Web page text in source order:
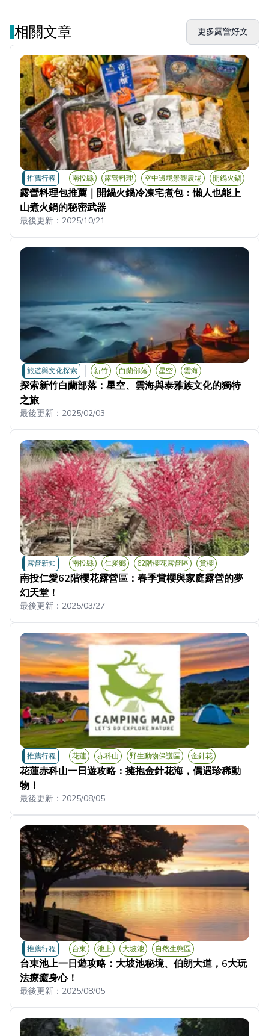
相關文章 更多露營好文
推薦行程 南投縣 露營料理 空中邊境景觀農場 開鍋火鍋
露營料理包推薦｜開鍋火鍋冷凍宅煮包：懶人也能上
山煮火鍋的秘密武器
最後更新： 2025/10/21
旅遊與文化探索 新竹 白蘭部落 星空 雲海
探索新竹白蘭部落：星空、雲海與泰雅族文化的獨特
之旅
最後更新： 2025/02/03
露營新知 南投縣 仁愛鄉 62階櫻花露營區 賞櫻
南投仁愛62階櫻花露營區：春季賞櫻與家庭露營的夢
幻天堂！
最後更新： 2025/03/27
推薦行程 花蓮 赤科山 野生動物保護區 金針花
花蓮赤科山一日遊攻略：擁抱金針花海，偶遇珍稀動
物！
最後更新： 2025/08/05
推薦行程 台東 池上 大坡池 自然生態區
台東池上一日遊攻略：大坡池秘境、伯朗大道，6大玩
法療癒身心！
最後更新： 2025/08/05